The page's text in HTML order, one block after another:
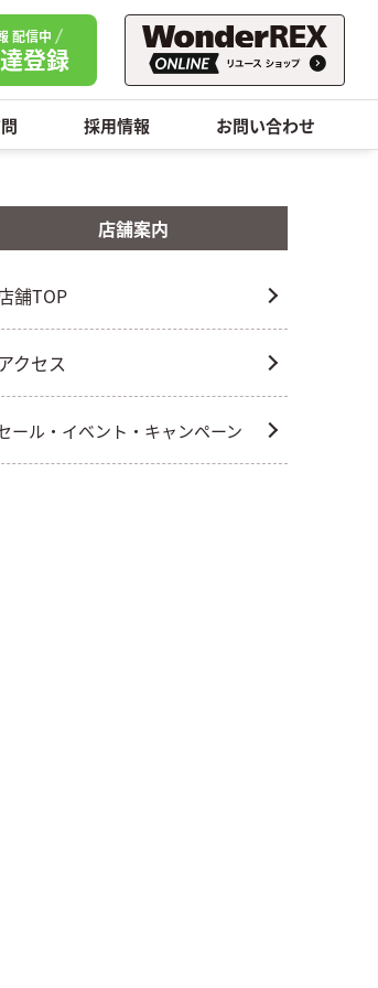
配信中
登録
採用情報 お問い合わせ
店舗案内
舗TOP
クセス
ール・イベント・キャンペーン